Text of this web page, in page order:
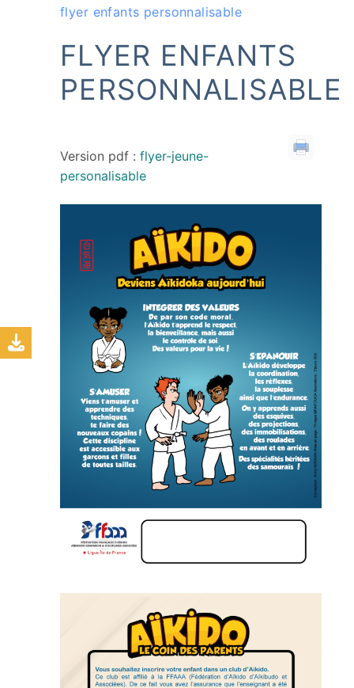
flyer enfants personnalisable
FLYER ENFANTS
PERSONNALISABLE
Version pdf : flyer-jeune-
personalisable